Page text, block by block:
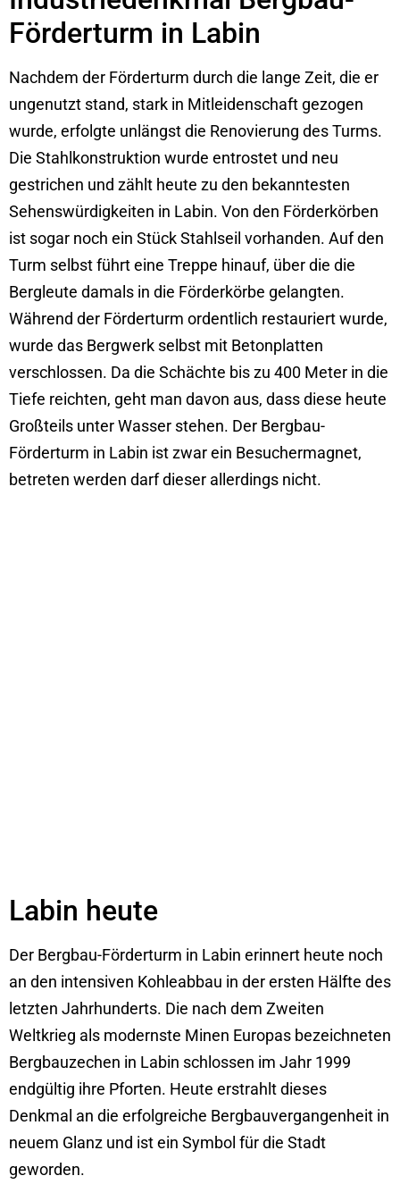
Förderturm in Labin
Nachdem der Förderturm durch die lange Zeit, die er
ungenutzt stand, stark in Mitleidenschaft gezogen
wurde, erfolgte unlängst die Renovierung des Turms.
Die Stahlkonstruktion wurde entrostet und neu
gestrichen und zählt heute zu den bekanntesten
Sehenswürdigkeiten in Labin. Von den Förderkörben
ist sogar noch ein Stück Stahlseil vorhanden. Auf den
Turm selbst führt eine Treppe hinauf, über die die
Bergleute damals in die Förderkörbe gelangten.
Während der Förderturm ordentlich restauriert wurde,
wurde das Bergwerk selbst mit Betonplatten
verschlossen. Da die Schächte bis zu 400 Meter in die
Tiefe reichten, geht man davon aus, dass diese heute
Großteils unter Wasser stehen. Der Bergbau-
Förderturm in Labin ist zwar ein Besuchermagnet,
betreten werden darf dieser allerdings nicht.
Labin heute
Der Bergbau-Förderturm in Labin erinnert heute noch
an den intensiven Kohleabbau in der ersten Hälfte des
letzten Jahrhunderts. Die nach dem Zweiten
Weltkrieg als modernste Minen Europas bezeichneten
Bergbauzechen in Labin schlossen im Jahr 1999
endgültig ihre Pforten. Heute erstrahlt dieses
Denkmal an die erfolgreiche Bergbauvergangenheit in
neuem Glanz und ist ein Symbol für die Stadt
geworden.